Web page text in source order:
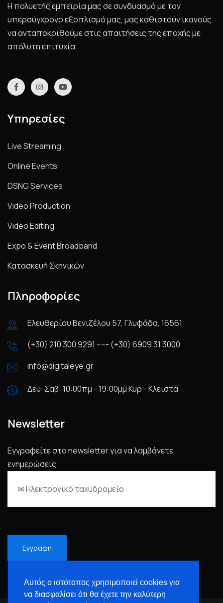
Η πολυετής εμπειρία μας σε συνδυασμό με τον
υπερσύγχρονο εξοπλισμό μας, μας καθιστούν ικανούς
να ανταποκριθούμε στις απαιτήσεις της εποχής με
απόλυτη επιτυχία.
Υπηρεσίες
Live Streaming
Online Events
DSNG Services
Video Production
Video Editing
Expo & Event Broadband
Κατασκευή Σκηνικών
Πληροφορίες
Ελευθερίου Βενιζέλου 57, Γλυφάδα, 16561
(+30) 210 300 9291 ----- (+30) 6909 31 3000
info@digitaleye.gr
Δευ-Σαβ: 10:00πμ - 19:00μμ Κυρ - Κλειστά
Newsletter
Εγγραφείτε στο newsletter για να λαμβάνετε
ενημερώσεις
Αυτός ο ιστότοπος χρησιμοποιεί cookies για
να διασφαλίσει ότι θα έχετε την καλύτερη